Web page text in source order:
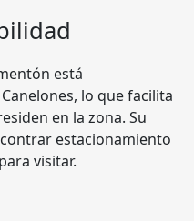
está
lo que facilita
en la zona. Su
estacionamiento
visitar.